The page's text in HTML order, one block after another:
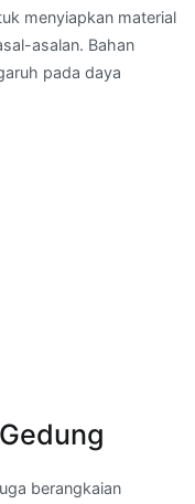
menyiapkan material
asalan. Bahan
pada daya
berangkaian